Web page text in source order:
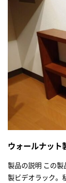
ウォールナッ
製品の説明 この
製ビデオラック。